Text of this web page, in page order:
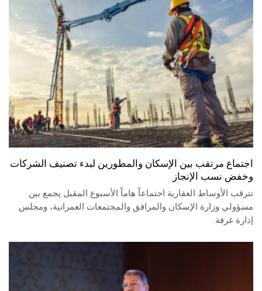
اجتماع مرتقب بين الإسكان والمطورين لبدء تصنيف الشركات
وخفض نسب الإنجاز
تترقب الأوساط العقارية اجتماعاً هاماً الأسبوع المقبل يجمع بين
مسؤولي وزارة الإسكان والمرافق والمجتمعات العمرانية، ومجلس
إدارة غرفة